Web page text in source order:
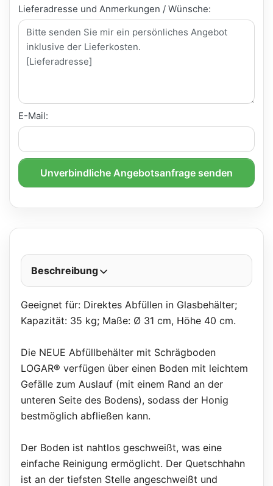
Lieferadresse und Anmerkungen / Wünsche:
E-Mail:
Unverbindliche Angebotsanfrage senden
Beschreibung
Geeignet für: Direktes Abfüllen in Glasbehälter;
Kapazität: 35 kg; Maße: Ø 31 cm, Höhe 40 cm.
Die NEUE Abfüllbehälter mit Schrägboden
LOGAR® verfügen über einen Boden mit leichtem
Gefälle zum Auslauf (mit einem Rand an der
unteren Seite des Bodens), sodass der Honig
bestmöglich abfließen kann.
Der Boden ist nahtlos geschweißt, was eine
einfache Reinigung ermöglicht. Der Quetschhahn
ist an der tiefsten Stelle angeschweißt und